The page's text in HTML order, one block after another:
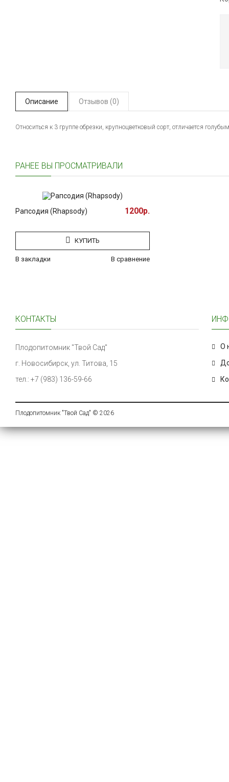
Описание Отзывов (0)
Относиться к 3 группе обрезки, крупноцветковый сорт, отличается
РАНЕЕ ВЫ ПРОСМАТРИВАЛИ
Рапсодия (Rhapsody) 1200р.
КУПИТЬ
В закладки В сравнение
КОНТАКТЫ
Плодопитомник "Твой Сад"
г. Новосибирск, ул. Титова, 15
тел.: +7 (983) 136-59-66
О
Плодопитомник "Твой Сад" © 2026